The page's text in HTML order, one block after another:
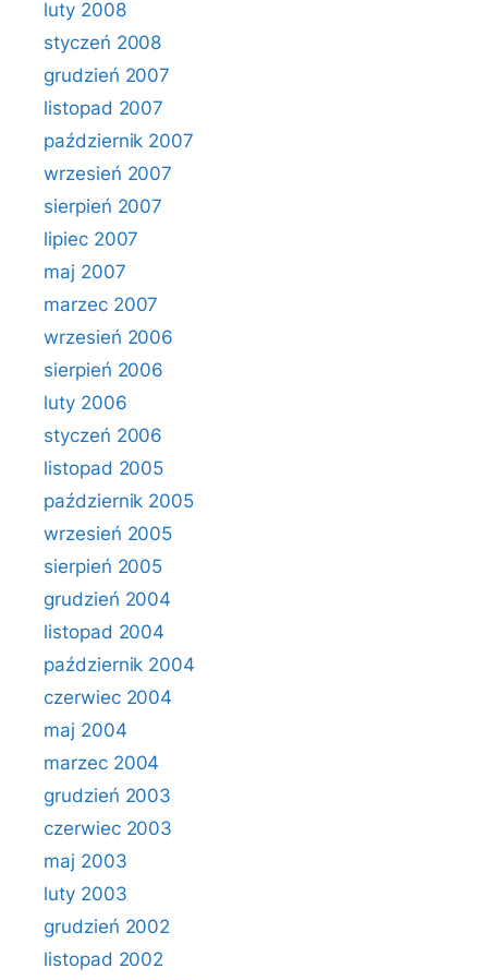
luty 2008
styczeń 2008
grudzień 2007
listopad 2007
październik 2007
wrzesień 2007
sierpień 2007
lipiec 2007
maj 2007
marzec 2007
wrzesień 2006
sierpień 2006
luty 2006
styczeń 2006
listopad 2005
październik 2005
wrzesień 2005
sierpień 2005
grudzień 2004
listopad 2004
październik 2004
czerwiec 2004
maj 2004
marzec 2004
grudzień 2003
czerwiec 2003
maj 2003
luty 2003
grudzień 2002
listopad 2002